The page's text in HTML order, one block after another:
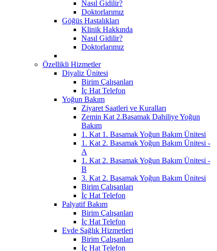
Nasıl Gidilir?
Doktorlarımız
Göğüs Hastalıkları
Klinik Hakkında
Nasıl Gidilir?
Doktorlarımız
Özellikli Hizmetler
Diyaliz Ünitesi
Birim Çalışanları
İç Hat Telefon
Yoğun Bakım
Ziyaret Saatleri ve Kuralları
Zemin Kat 2.Basamak Dahiliye Yoğun
Bakım
1. Kat 1. Basamak Yoğun Bakım Ünitesi
1. Kat 2. Basamak Yoğun Bakım Ünitesi -
A
1. Kat 2. Basamak Yoğun Bakım Ünitesi -
B
3. Kat 2. Basamak Yoğun Bakım Ünitesi
Birim Çalışanları
İç Hat Telefon
Palyatif Bakım
Birim Çalışanları
İç Hat Telefon
Evde Sağlık Hizmetleri
Birim Çalışanları
İç Hat Telefon